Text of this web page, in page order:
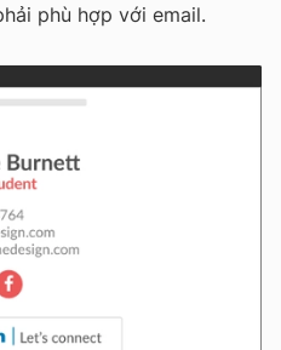
phù hợp với email.